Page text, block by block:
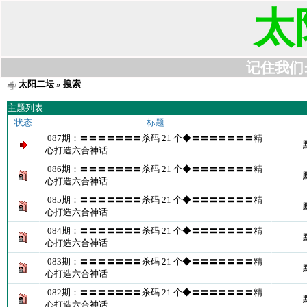
太
记住我们
太阳二坛» 搜索
主题列表
状态
标题
087期：〓〓〓〓〓〓〓杀码 21 个◆〓〓〓〓〓〓〓精
心打造六合神话
086期：〓〓〓〓〓〓〓杀码 21 个◆〓〓〓〓〓〓〓精
心打造六合神话
085期：〓〓〓〓〓〓〓杀码 21 个◆〓〓〓〓〓〓〓精
心打造六合神话
084期：〓〓〓〓〓〓〓杀码 21 个◆〓〓〓〓〓〓〓精
心打造六合神话
083期：〓〓〓〓〓〓〓杀码 21 个◆〓〓〓〓〓〓〓精
心打造六合神话
082期：〓〓〓〓〓〓〓杀码 21 个◆〓〓〓〓〓〓〓精
心打造六合神话